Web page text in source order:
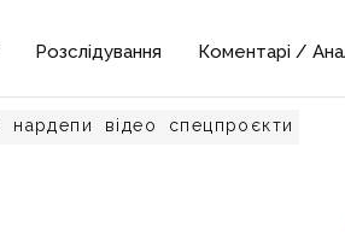
Розслідування Коментарі /
нардепи відео спецпроєкти